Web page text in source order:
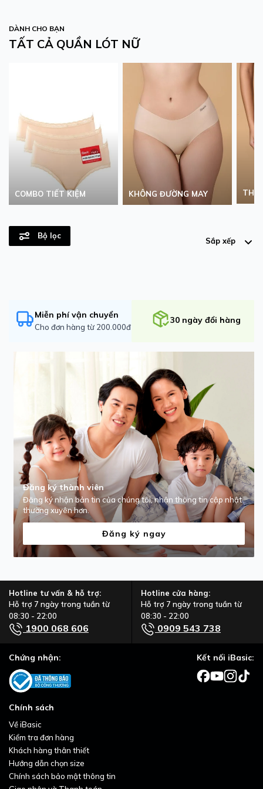
DÀNH CHO BẠN
TẤT CẢ QUẦN LÓT NỮ
COMBO TIẾT KIỆM KHÔNG ĐƯỜNG MAY
Bộ lọc
Sắp xếp
Miễn phí vận chuyển
Cho đơn hàng từ 200.000đ
30 ngày đổi hàng
Đăng ký thành viên
Đăng ký nhận bản tin của chúng tôi, nhận thông tin cập nhật
thường xuyên hơn.
Đăng ký ngay
Hotline tư vấn & hỗ trợ:
Hỗ trợ 7 ngày trong tuần từ
08:30 - 22:00
1900 068 606
Hotline cửa hàng:
Hỗ trợ 7 ngày trong tuần từ
08:30 - 22:00
0909 543 738
Chính sách
Về iBasic
Kiểm tra đơn hàng
Khách hàng thân thiết
Hướng dẫn chọn size
Chính sách bảo mật thông tin
Chứng nhận: Kết nối iBasic: